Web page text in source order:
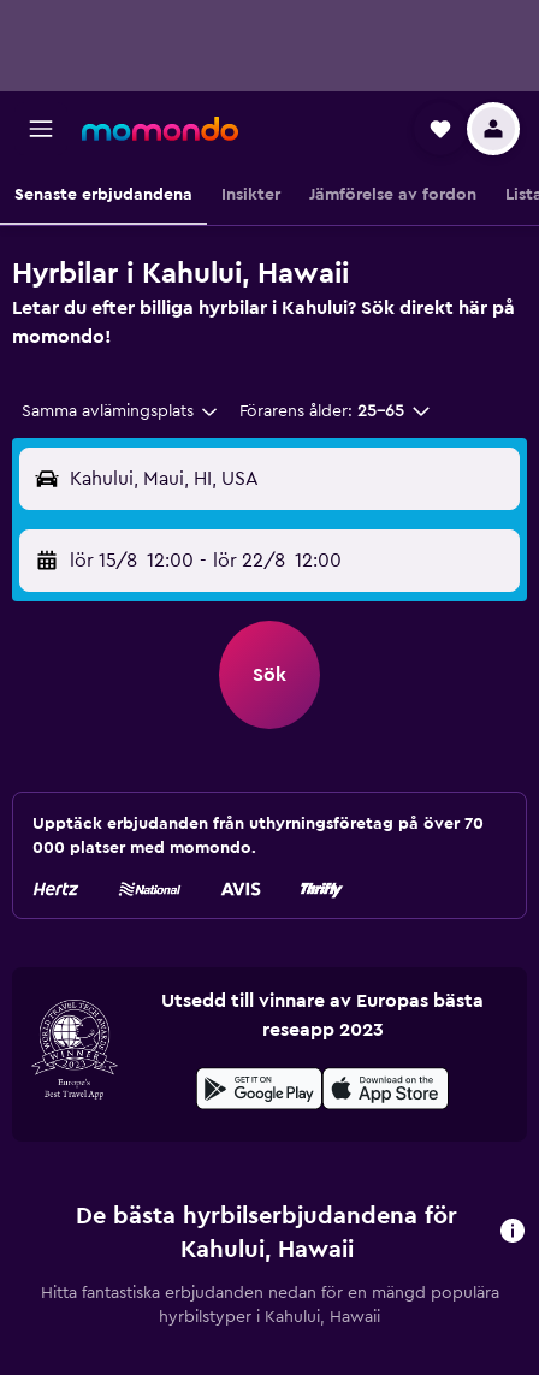
Senaste erbjudandena Insikter Jämförelse av fordon
Hyrbilar i Kahului, Hawaii
Letar du efter billiga hyrbilar i Kahului? Sök direkt här på
momondo!
Samma avlämingsplats Förarens ålder: 25-65
Kahului, Maui, HI, USA
lör 15/8 12:00 - lör 22/8 12:00
Sök
Upptäck erbjudanden från uthyrningsföretag på över 70
000 platser med momondo.
Utsedd till vinnare av Europas bästa
reseapp 2023
De bästa hyrbilserbjudandena för
Kahului, Hawaii
Hitta fantastiska erbjudanden nedan för en mängd populära
hyrbilstyper i Kahului, Hawaii